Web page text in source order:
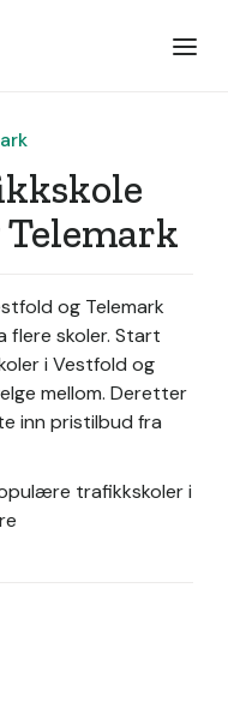
og Telemark
flere skoler. Start
i Vestfold og
mellom. Deretter
inn pristilbud fra
trafikkskoler i